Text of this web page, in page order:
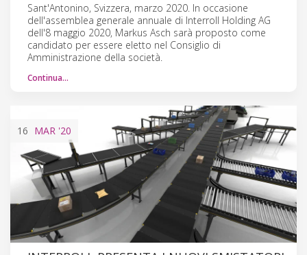
Sant'Antonino, Svizzera, marzo 2020. In occasione
dell'assemblea generale annuale di Interroll Holding AG
dell'8 maggio 2020, Markus Asch sarà proposto come
candidato per essere eletto nel Consiglio di
Amministrazione della società.
Continua…
16 MAR '20